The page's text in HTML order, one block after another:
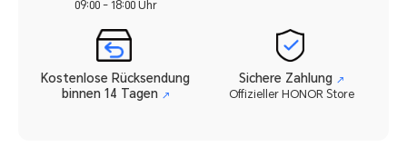
09:00 - 18:00 Uhr
Kostenlose Rücksendung
binnen 14 Tagen ↗
Sichere Zahlung ↗
Offizieller HONOR Store